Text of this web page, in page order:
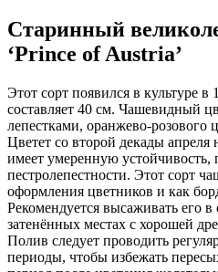
Старинный
‘Prince of Austria’
Этот сорт появился в культуре в
составляет 40 см. Чашевидный
лепестками, оранжево-розового
Цветет со второй декады апреля
имеет умеренную устойчивость,
пестролепестности. Этот сорт
оформления цветников и как
Рекомендуется высаживать его
затенённых местах с хорошей
Полив следует проводить
периоды, чтобы избежать